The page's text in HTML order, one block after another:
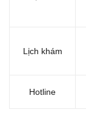
Lịch khám
Hotline